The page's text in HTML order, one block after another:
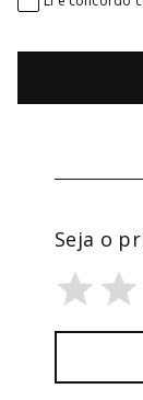
Seja o